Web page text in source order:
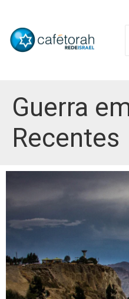
Guerra
Recentes